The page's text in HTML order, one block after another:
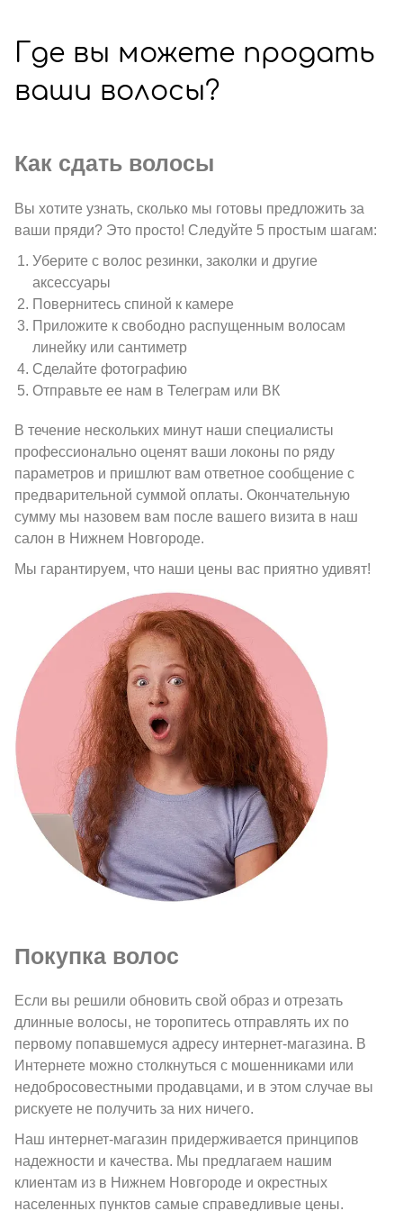
Где вы можете продать
ваши волосы?
Как сдать волосы
Вы хотите узнать, сколько мы готовы предложить за
ваши пряди? Это просто! Следуйте 5 простым шагам:
Уберите с волос резинки, заколки и другие
аксессуары
Повернитесь спиной к камере
Приложите к свободно распущенным волосам
линейку или сантиметр
Сделайте фотографию
Отправьте ее нам в Телеграм или ВК
В течение нескольких минут наши специалисты
профессионально оценят ваши локоны по ряду
параметров и пришлют вам ответное сообщение с
предварительной суммой оплаты. Окончательную
сумму мы назовем вам после вашего визита в наш
салон в Нижнем Новгороде.
Мы гарантируем, что наши цены вас приятно удивят!
Покупка волос
Если вы решили обновить свой образ и отрезать
длинные волосы, не торопитесь отправлять их по
первому попавшемуся адресу интернет-магазина. В
Интернете можно столкнуться с мошенниками или
недобросовестными продавцами, и в этом случае вы
рискуете не получить за них ничего.
Наш интернет-магазин придерживается принципов
надежности и качества. Мы предлагаем нашим
клиентам из в Нижнем Новгороде и окрестных
населенных пунктов самые справедливые цены.